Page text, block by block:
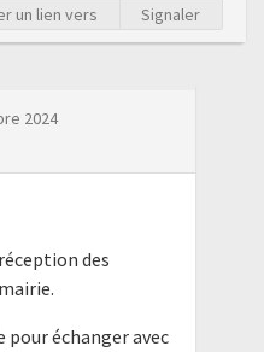
un lien vers Signaler
2024
des
pour échanger avec